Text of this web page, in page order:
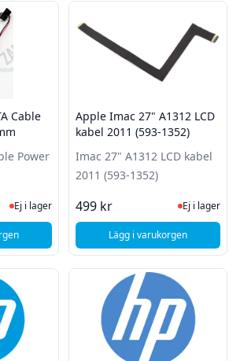
Cable
Power
Ej i lager, besök produktsidan för
Ej i lager
ES2710G SATA Cable Power L:200+150mm
Apple Imac 27" A1312 LCD
kabel 2011 (593-1352)
Imac 27" A1312 LCD kabel
2011 (593-1352)
499 kr Ej i lager,
Ej i lager
Lägg i varukorgen
, Apple Imac 27"